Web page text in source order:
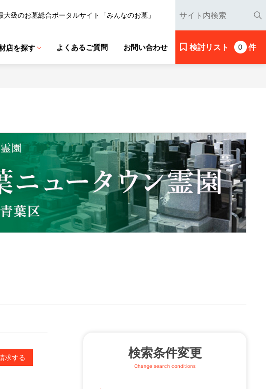
大級のお墓総合ポータルサイト「みんなのお墓」
店を探す よくあるご質問 お問い合わせ 検討リスト 0 件
求する 検索条件変更
Change search conditions